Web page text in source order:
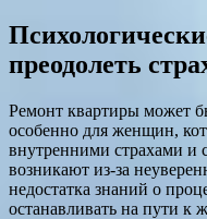
преодолеть
Ремонт квартиры может
особенно для женщин,
внутренними страхами и
возникают из-за
недостатка знаний о
останавливать на пути к